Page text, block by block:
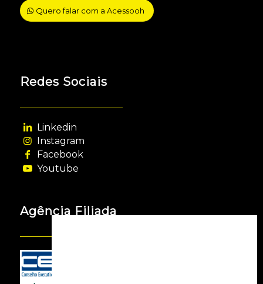
Quero falar com a Acessooh
Redes Sociais
Linkedin
Instagram
Facebook
Youtube
Agência Filiada